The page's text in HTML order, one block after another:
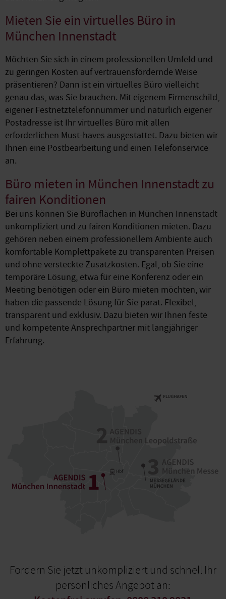
Mieten Sie ein virtuelles Büro in
München Innenstadt
Möchten Sie sich in einem professionellen Umfeld und
zu geringen Kosten auf vertrauensfördernde Weise
präsentieren? Dann ist ein virtuelles Büro vielleicht
genau das, was Sie brauchen. Mit eigenem Firmenschild,
eigener Festnetztelefonnummer und natürlich eigener
Postadresse ist Ihr virtuelles Büro mit allen
erforderlichen Must-haves ausgestattet. Dazu bieten wir
Ihnen eine Postbearbeitung und einen Telefonservice
an.
Büro mieten in München Innenstadt zu
fairen Konditionen
Bei uns können Sie Büroflächen in München Innenstadt
unkompliziert und zu fairen Konditionen mieten. Dazu
gehören neben einem professionellem Ambiente auch
komfortable Komplettpakete zu transparenten Preisen
und ohne versteckte Zusatzkosten. Egal, ob Sie eine
temporäre Lösung, etwa für eine Konferenz oder ein
Meeting benötigen oder ein Büro mieten möchten, wir
haben die passende Lösung für Sie parat. Flexibel,
transparent und exklusiv. Dazu bieten wir Ihnen feste
und kompetente Ansprechpartner mit langjähriger
Erfahrung.
Fordern Sie jetzt unkompliziert und schnell Ihr
persönliches Angebot an: